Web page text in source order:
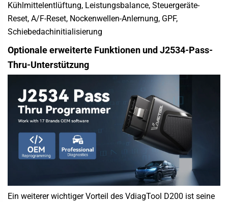
Kühlmittelentlüftung, Leistungsbalance, Steuergeräte-
Reset, A/F-Reset, Nockenwellen-Anlernung, GPF,
Schiebedachinitialisierung
Optionale erweiterte Funktionen und J2534-Pass-
Thru-Unterstützung
Ein weiterer wichtiger Vorteil des VdiagTool D200 ist seine